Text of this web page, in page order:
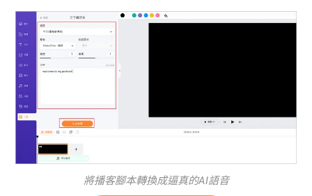
將播客腳本轉換成逼真的AI語音